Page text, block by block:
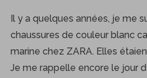
Il y a quelques années, je me
chaussures de couleur blanc
marine chez ZARA. Elles
Je me rappelle encore le jour de